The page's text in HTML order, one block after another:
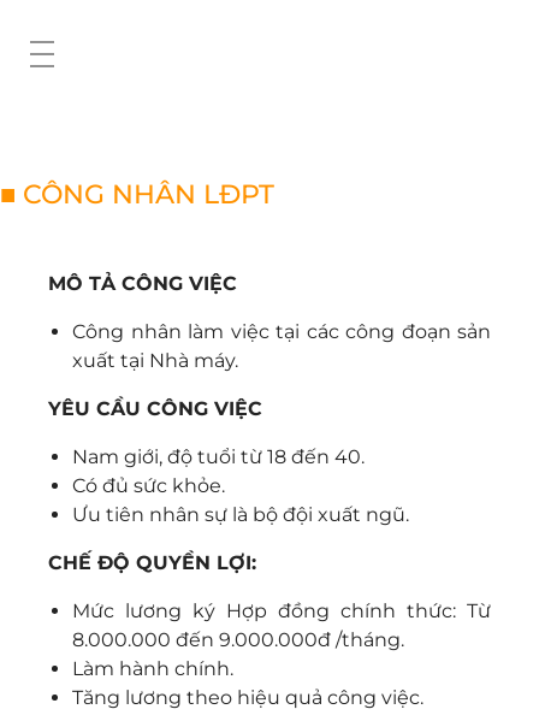
■ CÔNG NHÂN LĐPT
MÔ TẢ CÔNG VIỆC
Công nhân làm việc tại các công đoạn sản
xuất tại Nhà máy.
YÊU CẦU CÔNG VIỆC
Nam giới, độ tuổi từ 18 đến 40.
Có đủ sức khỏe.
Ưu tiên nhân sự là bộ đội xuất ngũ.
CHẾ ĐỘ QUYỀN LỢI:
Mức lương ký Hợp đồng chính thức: Từ
8.000.000 đến 9.000.000đ /tháng.
Làm hành chính.
Tăng lương theo hiệu quả công việc.